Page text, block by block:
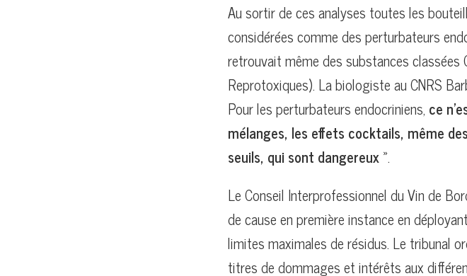
Au sortir de ces analyses toutes les
considérées comme des perturbateurs
retrouvait même des substances classées
Reprotoxiques). La biologiste au CNRS
Pour les perturbateurs endocriniens, ce
mélanges, les effets cocktails, même
seuils, qui sont dangereux».
Le Conseil Interprofessionnel du Vin de
de cause en première instance en
limites maximales de résidus. Le tribunal
titres de dommages et intérêts aux